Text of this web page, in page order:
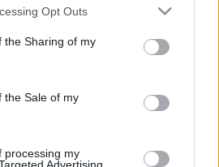
app uses one or more Google
usage behaviour. You may click to
Google and its third-party tags to
specified purposes in below Google
Opt Outs
the Sharing of my
the Sale of my
processing my
NE
botránnyá dagadó szexuális
JOGSÉRTÉST
HÍRLAP